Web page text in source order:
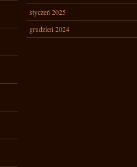
styczeń 2025
grudzień 2024